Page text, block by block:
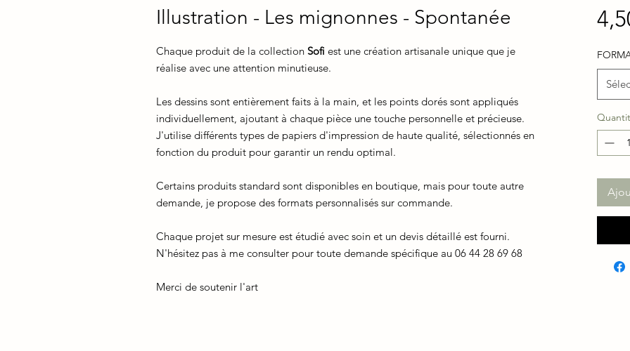
Illustration - Les mignonnes - Spontanée
Chaque produit de la collection Sofi est une création artisanale unique que je
réalise avec une attention minutieuse.
Les dessins sont entièrement faits à la main, et les points dorés sont appliqués
individuellement, ajoutant à chaque pièce une touche personnelle et précieuse.
J'utilise différents types de papiers d'impression de haute qualité, sélectionnés en
fonction du produit pour garantir un rendu optimal.
Certains produits standard sont disponibles en boutique, mais pour toute autre
demande, je propose des formats personnalisés sur commande.
Chaque projet sur mesure est étudié avec soin et un devis détaillé est fourni.
N'hésitez pas à me consulter pour toute demande spécifique au 06 44 28 69 68
Merci de soutenir l'art